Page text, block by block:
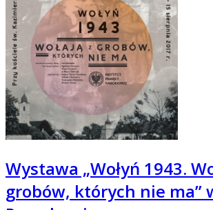
Wystawa „Wołyń 1943.
grobów, których nie ma”